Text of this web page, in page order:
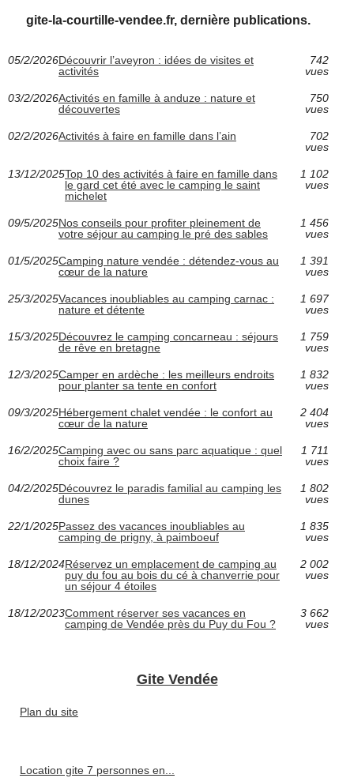
gite-la-courtille-vendee.fr, dernière publications.
05/2/2026Découvrir l’aveyron : idées de visites et
activités
742
vues
03/2/2026Activités en famille à anduze : nature et
découvertes
750
vues
02/2/2026Activités à faire en famille dans l’ain
702
vues
13/12/2025Top 10 des activités à faire en famille dans
le gard cet été avec le camping le saint
michelet
1 102
vues
09/5/2025Nos conseils pour profiter pleinement de
votre séjour au camping le pré des sables
1 456
vues
01/5/2025Camping nature vendée : détendez-vous au
cœur de la nature
1 391
vues
25/3/2025Vacances inoubliables au camping carnac :
nature et détente
1 697
vues
15/3/2025Découvrez le camping concarneau : séjours
de rêve en bretagne
1 759
vues
12/3/2025Camper en ardèche : les meilleurs endroits
pour planter sa tente en confort
1 832
vues
09/3/2025Hébergement chalet vendée : le confort au
cœur de la nature
2 404
vues
16/2/2025Camping avec ou sans parc aquatique : quel
choix faire ?
1 711
vues
04/2/2025Découvrez le paradis familial au camping les
dunes
1 802
vues
22/1/2025Passez des vacances inoubliables au
camping de prigny, à paimboeuf
1 835
vues
18/12/2024Réservez un emplacement de camping au
puy du fou au bois du cé à chanverrie pour
un séjour 4 étoiles
2 002
vues
18/12/2023Comment réserver ses vacances en
camping de Vendée près du Puy du Fou ?
3 662
vues
Gite Vendée
Plan du site
Location gite 7 personnes en...